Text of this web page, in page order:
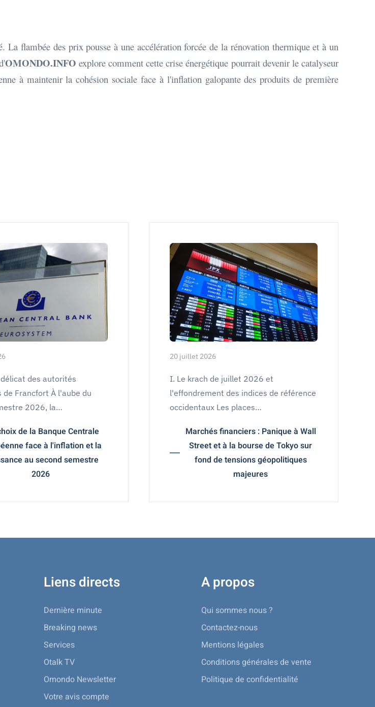
flambée des prix pousse à une accélération forcée de la rénovation thermique et à un
OMONDO.INFO explore comment cette crise énergétique pourrait devenir le catalyseur
à maintenir la cohésion sociale face à l'inflation galopante des produits de première
des autorités
de Francfort À l'aube du
2026, la…
de la Banque Centrale
face à l'inflation et la
au second semestre
2026
20 juillet 2026
I. Le krach de juillet 2026 et
l'effondrement des indices de référence
occidentaux Les places…
Marchés financiers : Panique à Wall
Street et à la bourse de Tokyo sur
fond de tensions géopolitiques
majeures
Liens directs
Dernière minute
Breaking news
Services
Otalk TV
Omondo Newsletter
Votre avis compte
A propos
Qui sommes nous ?
Contactez-nous
Mentions légales
Conditions générales de vente
Politique de confidentialité